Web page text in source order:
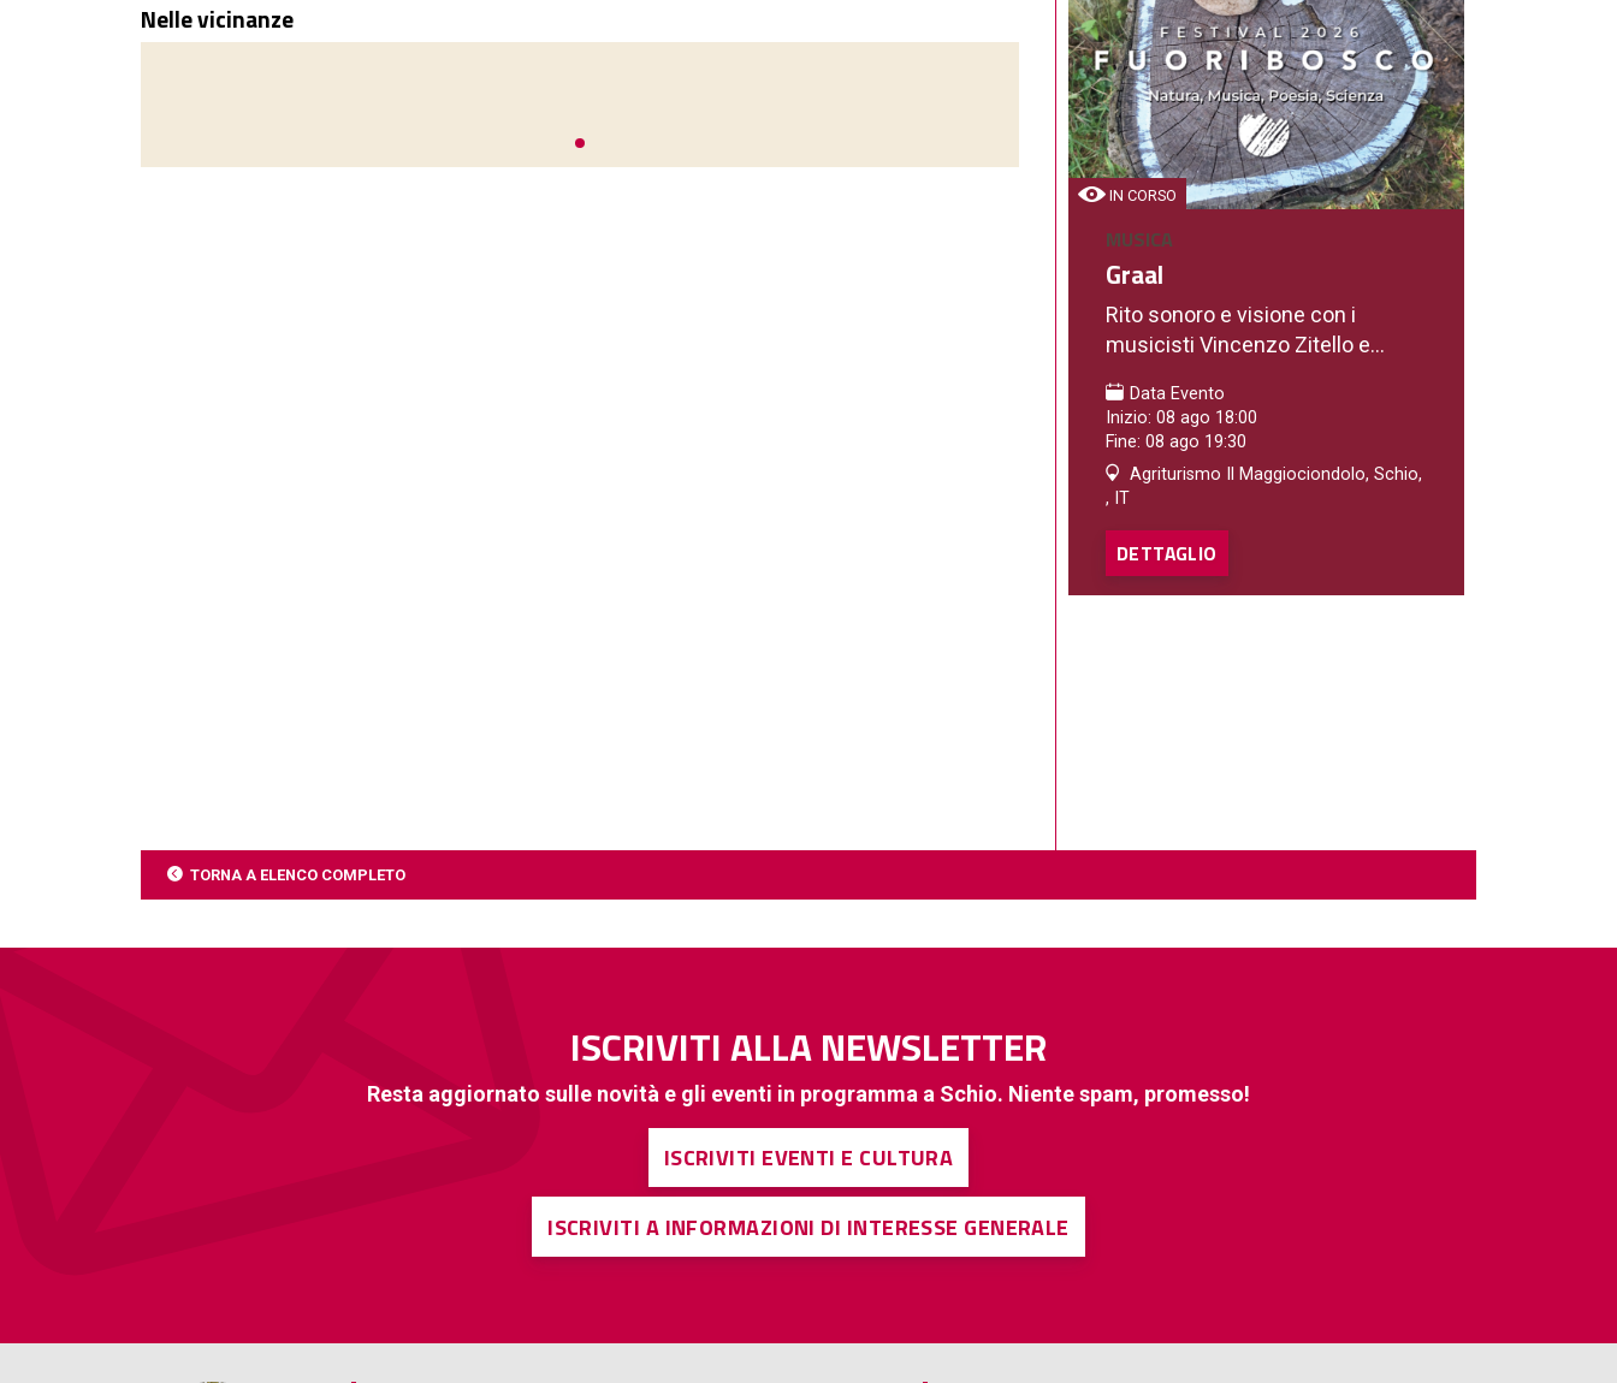
Nelle vicinanze
IN CORSO
MUSICA
Graal
Rito sonoro e visione con i
musicisti Vincenzo Zitello e...
Data Evento
Inizio: 08 ago 18:00
Fine: 08 ago 19:30
Agriturismo Il Maggiociondolo, Schio,
, IT
DETTAGLIO
TORNA A ELENCO COMPLETO
ISCRIVITI ALLA NEWSLETTER
Resta aggiornato sulle novità e gli eventi in programma a Schio. Niente spam, promesso!
ISCRIVITI EVENTI E CULTURA
ISCRIVITI A INFORMAZIONI DI INTERESSE GENERALE